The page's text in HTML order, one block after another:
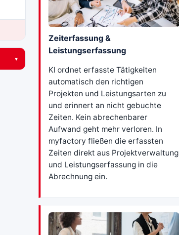
▾
Zeiterfassung &
Leistungserfassung
KI ordnet erfasste Tätigkeiten
automatisch den richtigen
Projekten und Leistungsarten zu
und erinnert an nicht gebuchte
Zeiten. Kein abrechenbarer
Aufwand geht mehr verloren. In
myfactory fließen die erfassten
Zeiten direkt aus Projektverwaltung
und Leistungserfassung in die
Abrechnung ein.